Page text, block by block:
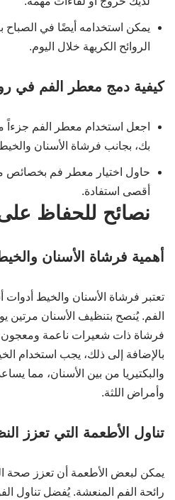
يمكن استخدامه أيضًا في الصباح
الروائح الكريهة خلال اليوم.
كيفية دمج معطر الفم في
اجعل استخدام معطر الفم جزءاً
بك، بجانب فرشاة الأسنان
حاول اختيار معطر فم بخصائص
أقصى استفادة.
نصائح للحفاظ
أهمية فرشاة الأسنان
تعتبر فرشاة الأسنان والخيط
الفم. يُنصح بتنظيف الأسنان مرتين
فرشاة ذات شعيرات ناعمة ومعجون
بالإضافة إلى ذلك، يجب استخدام
والبكتيريا من بين الأسنان، مما
وأمراض اللثة.
تناول الأطعمة التي تعزز
يمكن لبعض الأطعمة أن تعزز صحة
رائحة الفم المنعشة. يُفضل تناول